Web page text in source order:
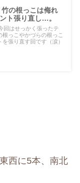
竹の根っこは侮れ
ト張り直し…。
回はせっかく張ったテ
根っこやかづらの根っこ
張り直す回です（涙）
西に5本、南北